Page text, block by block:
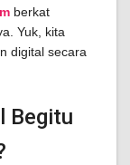
berkat
Yuk, kita
digital secara
Begitu